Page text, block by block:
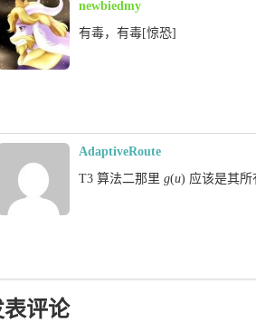
newbiedmy
有毒，有毒[惊恐]
AdaptiveRoute
T3 算法二那里 g(u) 应该是其所
表评论